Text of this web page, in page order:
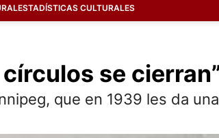
a
ESTADÍSTICAS CULTURALES
se
que en 1939 les da